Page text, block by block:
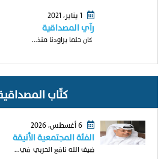
1 يناير، 2021
رآي المصداقية
كان حلما يراودنا منذ...
كتّاب
6 أغسطس، 2026
الفئة المجتمعية الأنيقة
ضيف الله نافع الحربي في...